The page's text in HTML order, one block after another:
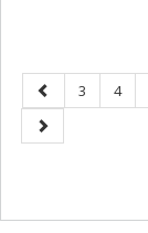
Page
précédente
Page
3 Page
4
Page
suivante